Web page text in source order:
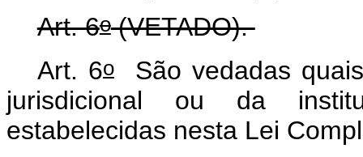
Art. 6o(VETADO).
Art. 6oSão vedadas
jurisdicional ou da
estabelecidas nesta Lei